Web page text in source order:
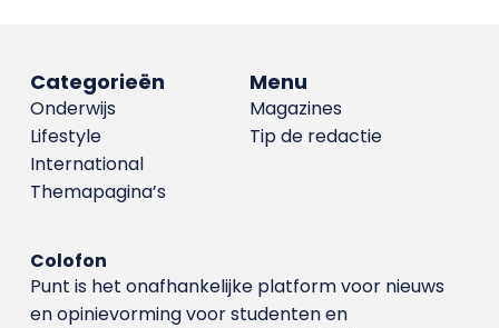
Menu
Magazines
Tip de redactie
Categorieën
Onderwijs
Lifestyle
International
Themapagina’s
Colofon
Punt is het onafhankelijke platform voor nieuws
en opinievorming voor studenten en